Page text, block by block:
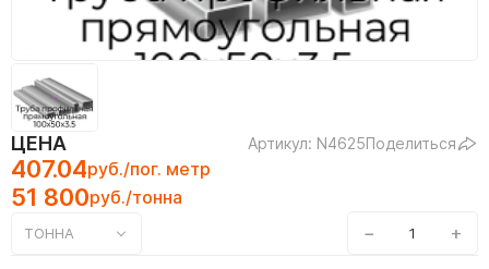
ЦЕНА Артикул: N4625Поделиться
407.04руб./пог. метр
51 800руб./тонна
ТОННА − +